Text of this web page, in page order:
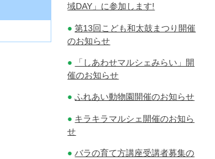
域DAY」に参加します!
第13回こども和太鼓まつり開催
のお知らせ
「しあわせマルシェみらい」開
催のお知らせ
ふれあい動物園開催のお知らせ
キラキラマルシェ開催のお知ら
せ
バラの育て方講座受講者募集の